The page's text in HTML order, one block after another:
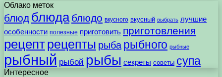
Облако меток
блюд блюда блюдо вкусного вкусный выбрать лучшие
особенности полезные приготовить приготовления
рецептрецепты рыба рыбного рыбные
рыбный рыбой рыбы секреты советы супа
Интересное